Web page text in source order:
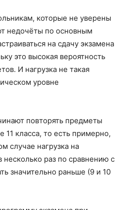
которые не уверены
недочёты по основным
на сдачу экзамена
это высокая вероятность
И нагрузка не такая
уровне
повторять предметы
11 класса, то есть примерно,
случае нагрузка на
несколько раз по сравнению с
значительно раньше (9 и 10